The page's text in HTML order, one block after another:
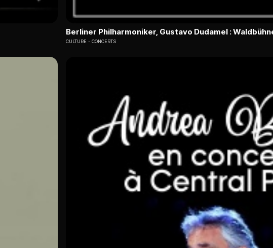
Berliner Philharmoniker, Gustavo Dudamel :
CULTURE CONCERTS